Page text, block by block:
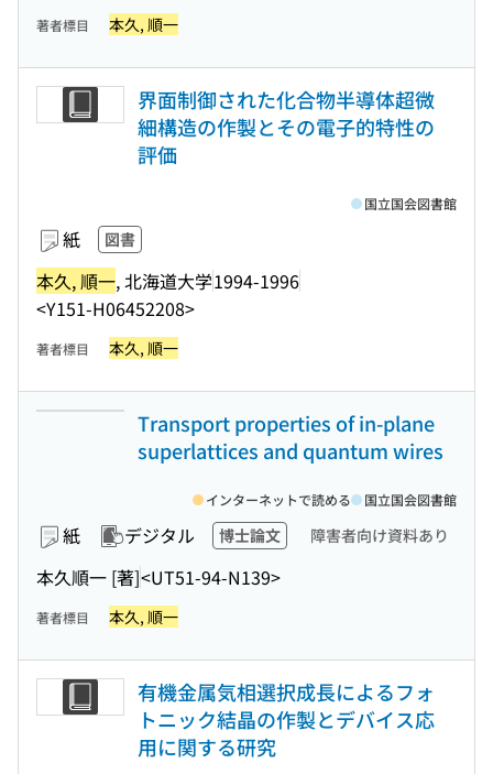
著者標目 本久, 順一
界面制御された化合物半導体超微
細構造の作製とその電子的特性の
評価
紙 図書
本久, 順一, 北海道大学1994-1996
<Y151-H06452208>
国立国会図書館
著者標目 本久, 順一
Transport properties of in-plane
superlattices and quantum wires
紙 デジタル 博士論文 障害者向け資料あり
本久順一 [著]<UT51-94-N139>
インターネットで読める 国立国会図書館
著者標目 本久, 順一
有機金属気相選択成長によるフォ
トニック結晶の作製とデバイス応
用に関する研究